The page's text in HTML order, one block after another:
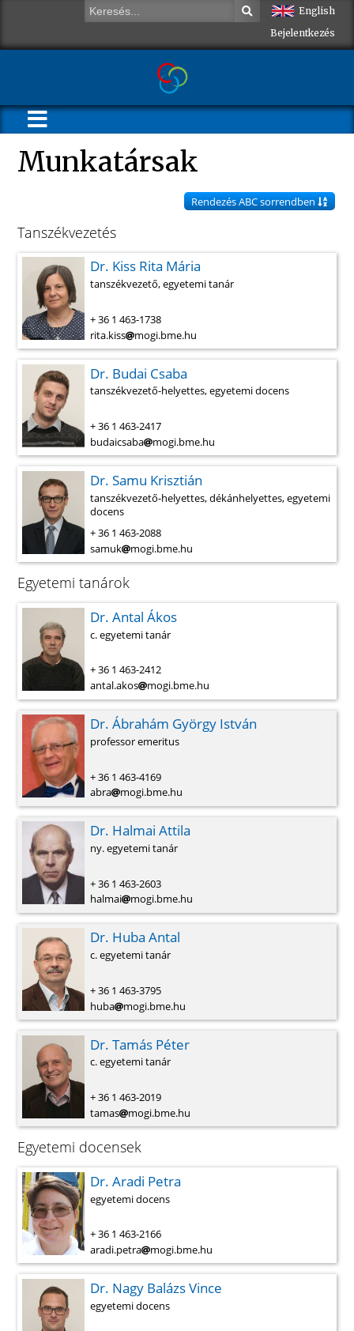
English
Bejelentkezés
Munkatársak
Rendezés ABC sorrendben
Tanszékvezetés
Dr. Kiss Rita Mária
tanszékvezető, egyetemi tanár
+ 36 1 463-1738
rita.kiss
mogi.bme.hu
Dr. Budai Csaba
tanszékvezető-helyettes, egyetemi docens
+ 36 1 463-2417
budaicsaba
mogi.bme.hu
Dr. Samu Krisztián
tanszékvezető-helyettes, dékánhelyettes, egyetemi
docens
+ 36 1 463-2088
samuk
mogi.bme.hu
Egyetemi tanárok
Dr. Antal Ákos
c. egyetemi tanár
+ 36 1 463-2412
antal.akos
mogi.bme.hu
Dr. Ábrahám György István
professor emeritus
+ 36 1 463-4169
abra
mogi.bme.hu
Dr. Halmai Attila
ny. egyetemi tanár
+ 36 1 463-2603
halmai
mogi.bme.hu
Dr. Huba Antal
c. egyetemi tanár
+ 36 1 463-3795
huba
mogi.bme.hu
Dr. Tamás Péter
c. egyetemi tanár
+ 36 1 463-2019
tamas
mogi.bme.hu
Egyetemi docensek
Dr. Aradi Petra
egyetemi docens
+ 36 1 463-2166
aradi.petra
mogi.bme.hu
Dr. Nagy Balázs Vince
egyetemi docens